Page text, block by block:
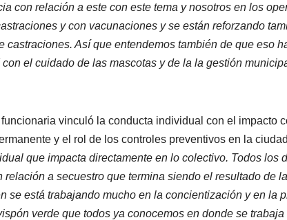
con relación a este con este tema y nosotros en los
y con vacunaciones y se están reforzando
castraciones. Así que entendemos también de que eso
el cuidado de las mascotas y de la la gestión
vinculó la conducta individual con el impacto
y el rol de los controles preventivos en la
que impacta directamente en lo colectivo. Todos los
relación a secuestro que termina siendo el resultado de
se está trabajando mucho en la concientización y en la
verde que todos ya conocemos en donde se